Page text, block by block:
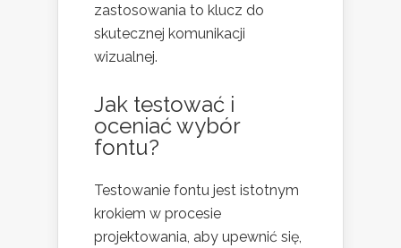
zastosowania to klucz do
skutecznej komunikacji
wizualnej.
Jak testować i
oceniać wybór
fontu?
Testowanie fontu jest istotnym
krokiem w procesie
projektowania, aby upewnić się,